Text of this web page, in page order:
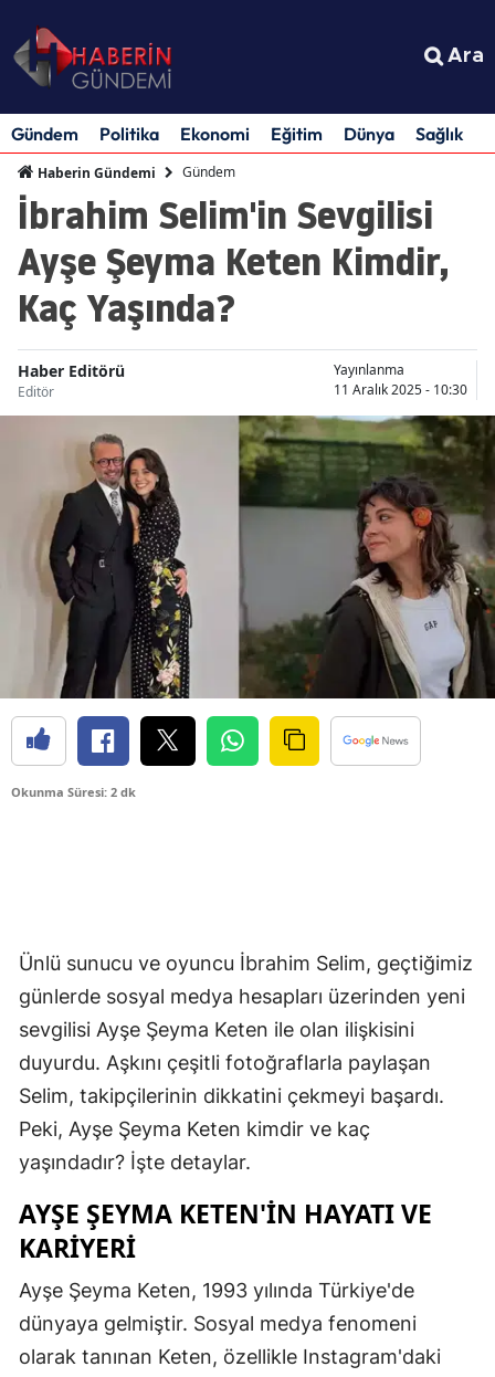
Ara
Gündem Politika Ekonomi Eğitim Dünya Sağlık
Haberin Gündemi Gündem
İbrahim Selim'in Sevgilisi
Ayşe Şeyma Keten Kimdir,
Kaç Yaşında?
Haber Editörü
Editör
Yayınlanma
11 Aralık 2025 - 10:30
Okunma Süresi: 2 dk
Ünlü sunucu ve oyuncu İbrahim Selim, geçtiğimiz
günlerde sosyal medya hesapları üzerinden yeni
sevgilisi Ayşe Şeyma Keten ile olan ilişkisini
duyurdu. Aşkını çeşitli fotoğraflarla paylaşan
Selim, takipçilerinin dikkatini çekmeyi başardı.
Peki, Ayşe Şeyma Keten kimdir ve kaç
yaşındadır? İşte detaylar.
AYŞE ŞEYMA KETEN'IN HAYATI VE
KARIYERI
Ayşe Şeyma Keten, 1993 yılında Türkiye'de
dünyaya gelmiştir. Sosyal medya fenomeni
olarak tanınan Keten, özellikle Instagram'daki